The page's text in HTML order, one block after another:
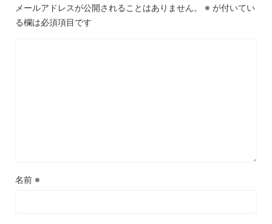
メールアドレスが公開されることはありません。 ※ が付いてい
る欄は必須項目です
名前 ※